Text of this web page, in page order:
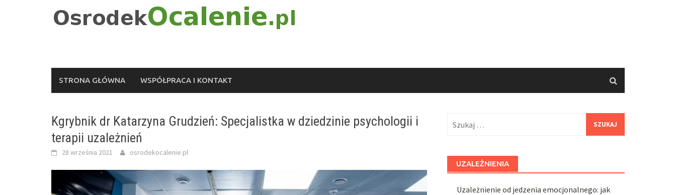
STRONA GŁÓWNA WSPÓŁPRACA I KONTAKT
Kgrybnik dr Katarzyna Grudzień: Specjalistka w dziedzinie psychologii i
terapii uzależnień
28 września 2021 osrodekocalenie.pl
UZALEŻNIENIA
Uzależnienie od jedzenia emocjonalnego: jak